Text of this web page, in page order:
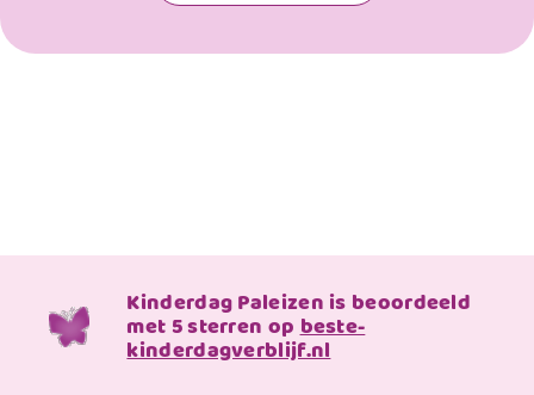
Kinderdag Paleizen is beoordeeld
met 5 sterren opbeste-
kinderdagverblijf.nl